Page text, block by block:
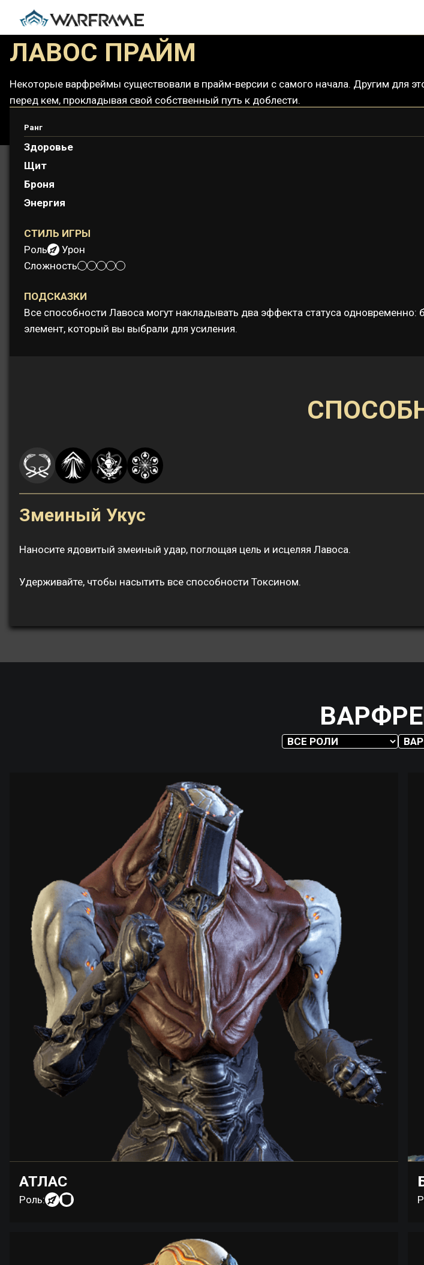
ЛАВОС ПРАЙМ
Некоторые варфреймы существовали в прайм-версии с самого начала. Другим для
перед кем, прокладывая свой собственный путь к доблести.
Ранг
Здоровье
Щит
Броня
Энергия
СТИЛЬ ИГРЫ
Роль:
Урон
Сложность:
ПОДСКАЗКИ
Все способности Лавоса могут накладывать два эффекта статуса
элемент, который вы выбрали для усиления.
Змеиный Укус
Наносите ядовитый змеиный удар, поглощая цель и исцеляя Лавоса.
Удерживайте, чтобы насытить все способности Токсином.
АТЛАС
Роль: